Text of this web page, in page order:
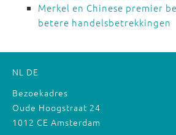
Merkel en Chinese premier
betere handelsbetrekkingen
NL DE
Bezoekadres
Oude Hoogstraat 24
1012 CE Amsterdam